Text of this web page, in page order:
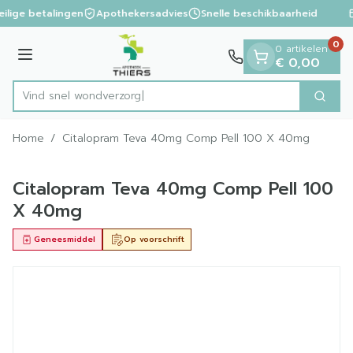
Ga naar de inhoud
1 van 1
betalingen Apothekersadvies Snelle beschikbaarheid
Menu
Product, merk, categorie...
Vind snel w Zoek
0 artikelen
€ 0,00
0
Home / Citalopram Teva 40mg Comp Pell 100 X 40mg
Citalopram Teva 40mg Comp Pell 100
X 40mg
Op voorschrift
Geneesmiddel